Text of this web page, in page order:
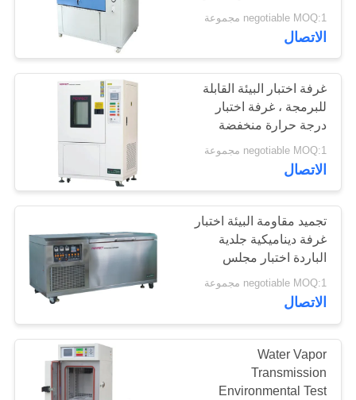
الضجيج
negotiable MOQ:1 مجموعة
الاتصال
غرفة اختبار البيئة القابلة
للبرمجة ، غرفة اختبار
درجة حرارة منخفضة
negotiable MOQ:1 مجموعة
الاتصال
تجميد مقاومة البيئة اختبار
غرفة ديناميكية جلدية
الباردة اختبار مجلس
الوزراء
negotiable MOQ:1 مجموعة
الاتصال
Water Vapor
Transmission
Environmental Test